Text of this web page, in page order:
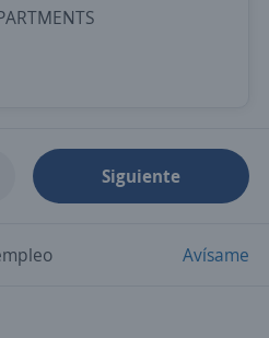
Siguiente
Avísame